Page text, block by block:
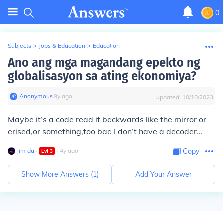
0
Subjects > Jobs & Education > Education
Ano ang mga magandang epekto ng
globalisasyon sa ating ekonomiya?
Anonymous∙9y ago Updated: 10/10/2023
Maybe it’s a code read it backwards like the mirror or
erised,or something,too bad I don’t have a decoder...
jim du ∙ Lvl 3 ∙ 4y ago Copy
Show More Answers (1) Add Your Answer